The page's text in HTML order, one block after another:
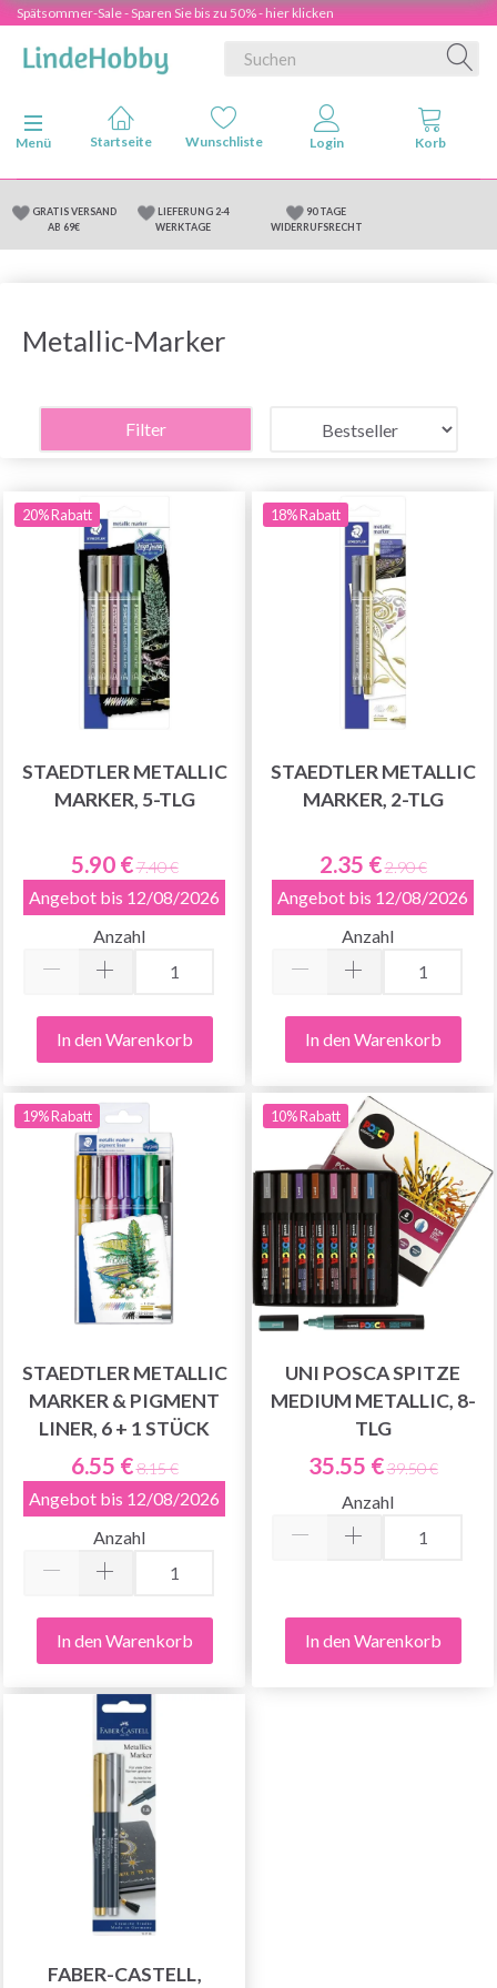
Spätsommer-Sale - Sparen Sie bis zu 50% - hier klicken
Anzeige ändern
Menü
GRATIS VERSAND
AB 69€
LIEFERUNG 2-4
WERKTAGE
90 TAGE
WIDERRUFSRECHT
Metallic-Marker
Filter
20% Rabatt
STAEDTLER METALLIC
MARKER, 5-TLG
5.90 €7.40 €
Angebot bis 12/08/2026
Anzahl
In den Warenkorb
18% Rabatt
STAEDTLER METALLIC
MARKER, 2-TLG
2.35 €2.90 €
Angebot bis 12/08/2026
Anzahl
In den Warenkorb
19% Rabatt
STAEDTLER METALLIC
MARKER & PIGMENT
LINER, 6 + 1 STÜCK
6.55 €8.15 €
Angebot bis 12/08/2026
Anzahl
In den Warenkorb
10% Rabatt
UNI POSCA SPITZE
MEDIUM METALLIC, 8-
TLG
35.55 €39.50 €
Anzahl
In den Warenkorb
FABER-CASTELL,